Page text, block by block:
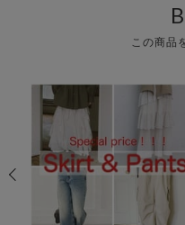
この商品